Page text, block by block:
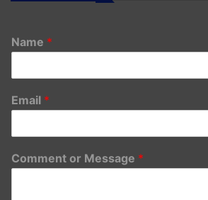
Name *
Email *
Comment or Message *